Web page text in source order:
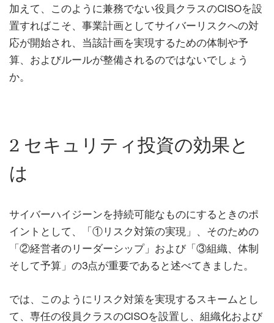
加えて、このように兼務でない役員クラスのCISOを設
置すればこそ、事業計画としてサイバーリスクへの対
応が開始され、当該計画を実現するための体制や予
算、およびルールが整備されるのではないでしょう
か。
2 セキュリティ投資の効果と
は
サイバーハイジーンを持続可能なものにするときのポ
イントとして、「①リスク対策の実現」、そのための
「②経営者のリーダーシップ」および「③組織、体制
そして予算」の3点が重要であると述べてきました。
では、このようにリスク対策を実現するスキームとし
て、専任の役員クラスのCISOを設置し、組織化および